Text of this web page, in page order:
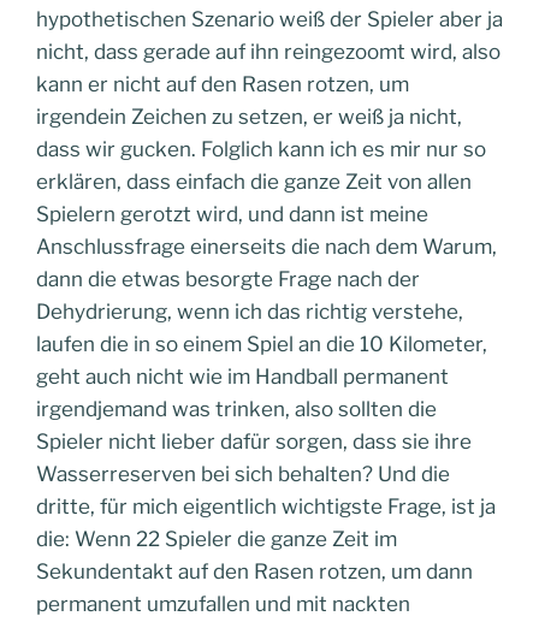
hypothetischen Szenario weiß der Spieler aber ja
nicht, dass gerade auf ihn reingezoomt wird, also
kann er nicht auf den Rasen rotzen, um
irgendein Zeichen zu setzen, er weiß ja nicht,
dass wir gucken. Folglich kann ich es mir nur so
erklären, dass einfach die ganze Zeit von allen
Spielern gerotzt wird, und dann ist meine
Anschlussfrage einerseits die nach dem Warum,
dann die etwas besorgte Frage nach der
Dehydrierung, wenn ich das richtig verstehe,
laufen die in so einem Spiel an die 10 Kilometer,
geht auch nicht wie im Handball permanent
irgendjemand was trinken, also sollten die
Spieler nicht lieber dafür sorgen, dass sie ihre
Wasserreserven bei sich behalten? Und die
dritte, für mich eigentlich wichtigste Frage, ist ja
die: Wenn 22 Spieler die ganze Zeit im
Sekundentakt auf den Rasen rotzen, um dann
permanent umzufallen und mit nackten